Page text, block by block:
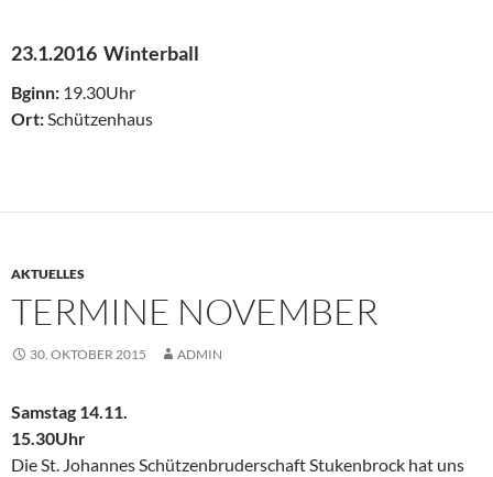
23.1.2016 Winterball
Bginn: 19.30Uhr
Ort:Schützenhaus
AKTUELLES
TERMINE NOVEMBER
30. OKTOBER 2015 ADMIN
Samstag 14.11.
15.30Uhr
Die St. Johannes Schützenbruderschaft Stukenbrock hat uns